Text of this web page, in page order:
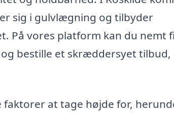
sig i gulvlægning og tilbyder
På vores platform kan du nemt
bestille et skræddersyet tilbud,
at tage højde for,